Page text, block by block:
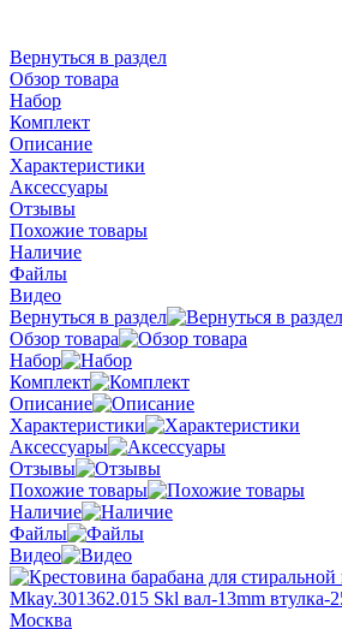
Вернуться в раздел
Обзор товара
Набор
Комплект
Описание
Характеристики
Аксессуары
Отзывы
Похожие товары
Наличие
Файлы
Видео
Вернуться в раздел
Обзор товара
Набор
Комплект
Описание
Характеристики
Аксессуары
Отзывы
Похожие товары
Наличие
Файлы
Видео